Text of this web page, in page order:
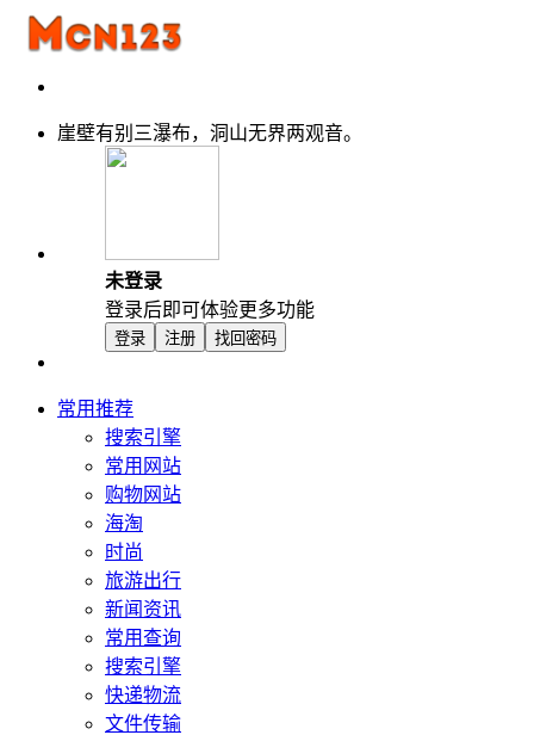
崖壁有别三瀑布，洞山无界两观音。
未登录
登录后即可体验更多功能
登录 注册 找回密码
常用推荐
搜索引擎
常用网站
购物网站
海淘
时尚
旅游出行
新闻资讯
常用查询
搜索引擎
快递物流
文件传输